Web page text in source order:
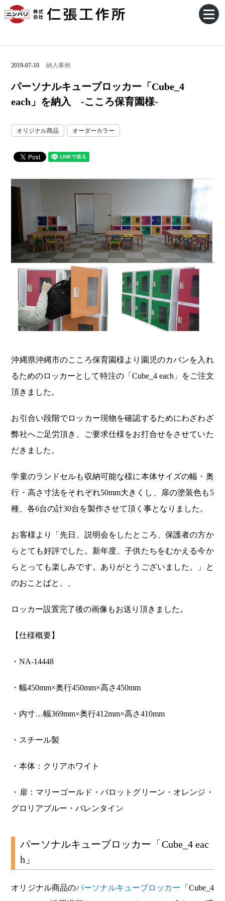
2019-07-10 納入事例
パーソナルキューブロッカー「Cube_4
each」を納入 -こころ保育園様‐
オリジナル商品 オーダーカラー
沖縄県沖縄市のこころ保育園様より園児のカバンを入れ
るためのロッカーとして特注の「Cube_4 each」をご注文
頂きました。
お引合い段階でロッカー現物を確認するためにわざわざ
弊社へご足労頂き、ご要求仕様をお打合せをさせていた
だきました。
学童のランドセルも収納可能な様に本体サイズの幅・奥
行・高さ寸法をそれぞれ50mm大きくし、扉の塗装色も5
種、各6台の計30台を製作させて頂く事となりました。
お客様より「先日、説明会をしたところ、保護者の方か
らとても好評でした。新年度、子供たちをむかえる今か
らとっても楽しみです。ありがとうございました。」と
のおことばと、、
ロッカー設置完了後の画像もお送り頂きました。
【仕様概要】
・NA-14448
・幅450mm×奥行450mm×高さ450mm
・内寸…幅369mm×奥行412mm×高さ410mm
・スチール製
・本体：クリアホワイト
・扉：マリーゴールド・パロットグリーン・オレンジ・
グロリアブルー・バレンタイン
パーソナルキューブロッカー「Cube_4 eac
h」
オリジナル商品のパーソナルキューブロッカー 「Cube_4